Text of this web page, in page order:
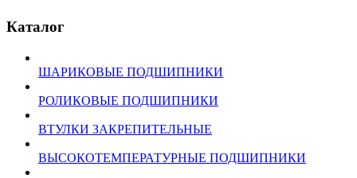
Каталог
ШАРИКОВЫЕ ПОДШИПНИКИ
РОЛИКОВЫЕ ПОДШИПНИКИ
ВТУЛКИ ЗАКРЕПИТЕЛЬНЫЕ
ВЫСОКОТЕМПЕРАТУРНЫЕ ПОДШИПНИКИ